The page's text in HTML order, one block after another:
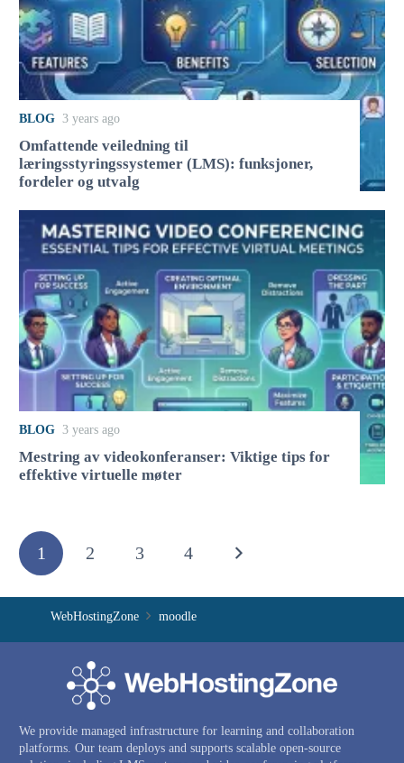
BLOG 3 years ago
Omfattende veiledning til
læringsstyringssystemer (LMS): funksjoner,
fordeler og utvalg
BLOG 3 years ago
Mestring av videokonferanser: Viktige tips for
effektive virtuelle møter
1 2 3 4
WebHostingZone moodle
We provide managed infrastructure for learning and collaboration
platforms. Our team deploys and supports scalable open-source